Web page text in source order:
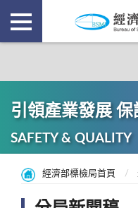
引領產業發展
SAFETY & QUALITY
經濟部標檢局首頁